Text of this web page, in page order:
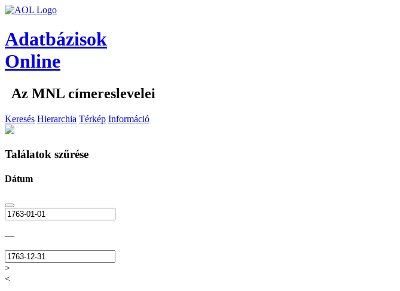
Adatbázisok
Online
Az MNL címereslevelei
Keresés Hierarchia Térkép Információ
Találatok szűrése
Dátum
—
>
<